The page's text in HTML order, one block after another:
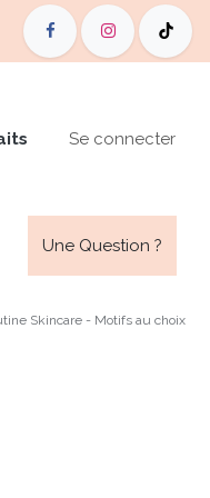
Se connecter
Une Question ?
Skincare - Motifs au choix